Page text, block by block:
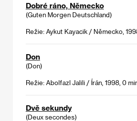
Dobré ráno, Německo
(Guten Morgen Deutschland)
Režie: Aykut Kayacik / Německo,
Don
(Don)
Režie: Abolfazl Jalili / Írán, 1998, 0
Dvě sekundy
(Deux secondes)